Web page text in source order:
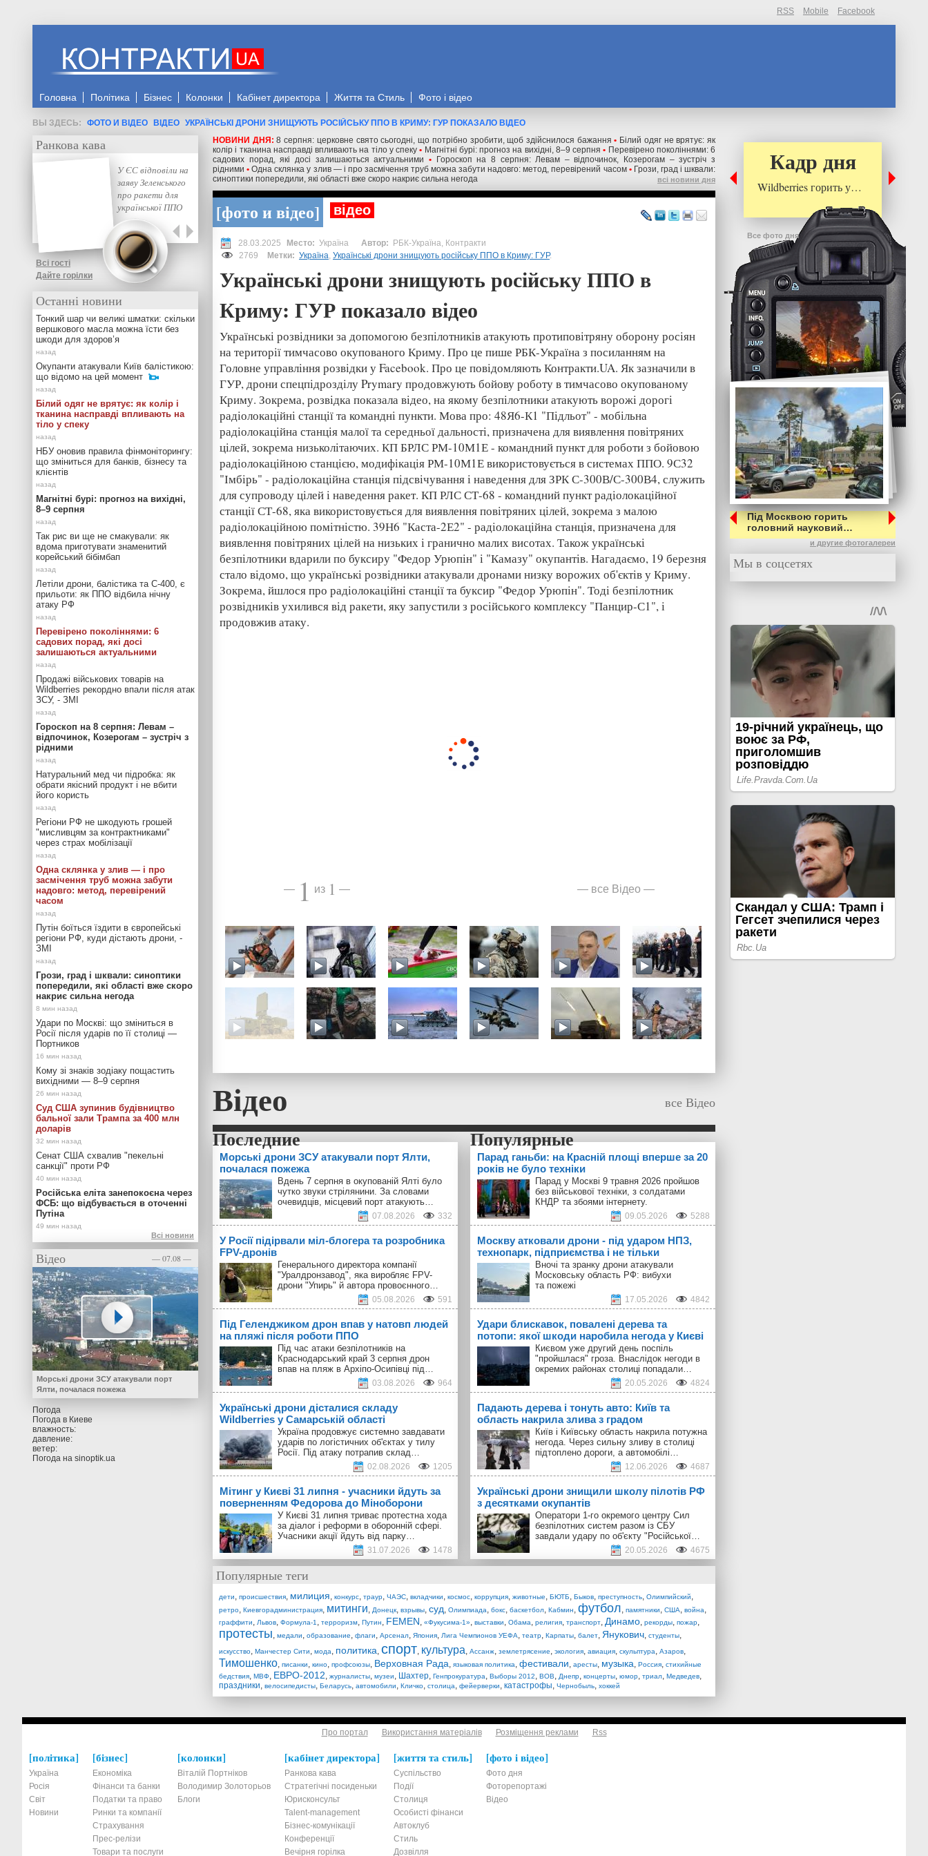
RSS Mobile Facebook
Головна Політика Бізнес Колонки Кабінет директора Життя та Стиль Фото і відео
ФОТО И ВІДЕО ВІДЕО УКРАЇНСЬКІ ДРОНИ ЗНИЩУЮТЬ РОСІЙСЬКУ ППО В КРИМУ: ГУР ПОКАЗАЛО ВІДЕО
НОВИНИ ДНЯ:8 серпня: церковне свято сьогодні, що потрібно зробити, щоб здійснилося бажання • Білий одяг не врятує: як
колір і тканина насправді впливають на тіло у спеку • Магнітні бурі: прогноз на вихідні, 8–9 серпня • Перевірено поколіннями: 6
садових порад, які досі залишаються актуальними •
Гороскоп на 8 серпня: Левам – відпочинок, Козерогам – зустріч з
рідними • Одна склянка у злив — і про засмічення труб можна забути надовго: метод, перевірений часом • Грози, град і шквали:
синоптики попередили, які області вже скоро накриє сильна негода
всі новини дня
фото и відео відео
28.03.2025 Україна
РБК-Україна, Контракти
2769
Метки: Україна, Українські дрони знищують російську ППО в Криму: ГУР.
Українські дрони знищують російську ППО в
Криму: ГУР показало відео
Українські розвідники за допомогою безпілотників атакують протиповітряну оборону росіян
на території тимчасово окупованого Криму. Про це пише РБК-Україна з посиланням на
Головне управління розвідки у Facebook. Про це повідомляють Контракти.UA. Як зазначили в
ГУР, дрони спецпідрозділу Prymary продовжують бойову роботу в тимчасово окупованому
Криму. Зокрема, розвідка показала відео, на якому безпілотники атакують ворожі дорогі
радіолокаційні станції та командні пункти. Мова про: 48Я6-К1 "Підльот" - мобільна
радіолокаційна станція малої та середньої дальності, призначена для виявлення повітряних
цілей, зокрема низьколітаючих. КП БРЛС РМ-10М1Е - командний пункт для роботи з бойовою
радіолокаційною станцією, модифікація РМ-10М1Е використовується в системах ППО. 9С32
"Імбірь" - радіолокаційна станція підсвічування і наведення для ЗРК С-300В/С-300В4, служить
для супроводу цілей і наведення ракет. КП РЛС СТ-68 - командний пункт радіолокаційної
станції СТ-68, яка використовується для виявлення повітряних цілей, зокрема з малою
радіолокаційною помітністю. 39Н6 "Каста-2Е2" - радіолокаційна станція, призначена для
виявлення повітряних цілей на низьких і гранично малих висотах. Також українські
безпілотники вдарили по буксиру "Федор Урюпін" і "Камазу" окупантів. Нагадаємо, 19 березня
стало відомо, що українські розвідники атакували дронами низку ворожих об'єктів у Криму.
Зокрема, йшлося про радіолокаційні станції та буксир "Федор Урюпін". Тоді безпілотник
розвідників ухилився від ракети, яку запустили з російського комплексу "Панцир-С1", і
продовжив атаку.
— 1 из 1 — — все Відео —
Відео все Відео
Морські дрони ЗСУ атакували порт Ялти,
почалася пожежа
Вдень 7 серпня в окупованій Ялті було
чутко звуки стрілянини. За словами
очевидців, місцевий порт атакують…
07.08.2026 332
У Росії підірвали міл-блогера та розробника
FPV-дронів
Генерального директора компанії
"Уралдронзавод", яка виробляє FPV-
дрони "Упирь" й автора провоєнного…
05.08.2026 591
Під Геленджиком дрон впав у натовп людей
на пляжі після роботи ППО
Під час атаки безпілотників на
Краснодарський край 3 серпня дрон
впав на пляж в Архіпо-Осипівці під…
03.08.2026 964
Українські дрони дісталися складу
Wildberries у Самарській області
Україна продовжує системно завдавати
ударів по логістичних об'єктах у тилу
Росії. Під атаку потрапив склад…
02.08.2026 1205
Мітинг у Києві 31 липня - учасники йдуть за
поверненням Федорова до Міноборони
У Києві 31 липня триває протестна хода
за діалог і реформи в оборонній сфері.
Учасники акції йдуть від парку…
31.07.2026 1478
Парад ганьби: на Красній площі вперше за 20
років не було техніки
Парад у Москві 9 травня 2026 пройшов
без військової техніки, з солдатами
КНДР та збоями інтернету.
09.05.2026 5288
Москву атковали дрони - під ударом НПЗ,
технопарк, підприємства і не тільки
Вночі та зранку дрони атакували
Московську область РФ: вибухи
та пожежі
17.05.2026 4842
Удари блискавок, повалені дерева та
потопи: якої шкоди наробила негода у Києві
Києвом уже другий день поспіль
"пройшлася" гроза. Внаслідок негоди в
окремих районах столиці попадали…
20.05.2026 4824
Падають дерева і тонуть авто: Київ та
область накрила злива з градом
Київ і Київську область накрила потужна
негода. Через сильну зливу в столиці
підтоплено дороги, а автомобілі…
12.06.2026 4687
Українські дрони знищили школу пілотів РФ
з десятками окупантів
Оператори 1-го окремого центру Сил
безпілотних систем разом із СБУ
завдали удару по об'єкту "Російської…
20.05.2026 4675
Популярные теги
дети, происшествия, милиция, конкурс, траур, ЧАЭС, вкладчики, космос, коррупция, животные, БЮТБ, Быков, преступность, Олимпийский,
ретро, Киевгорадминистрация, митинги, Донецк, взрывы, суд, Олимпиада, бокс, баскетбол, Кабмин, футбол, памятники, США, война,
граффити, Львов, Формула-1 , терроризм, Путин, FEMEN, «Фукусима-1», выставки, Обама, религия, транспорт, Динамо, рекорды, пожар,
протесты, медали, образование, флаги, Арсенал, Япония, Лига Чемпионов УЕФА, театр, Карпаты, балет, Янукович, студенты,
искусство, Манчестер Сити, мода, политика, спорт, культура, Ассанж, землетрясение, экология, авиация, скульптура, Азаров,
Тимошенко, писанки, кино, профсоюзы, Верховная Рада, языковая политика, фестивали, аресты, музыка, Россия, стихийные
бедствия, МВФ, ЕВРО-2012, журналисты, музеи, Шахтер, Генпрокуратура, Выборы 2012, ВОВ, Днепр, концерты, юмор, триал, Медведев,
праздники, велосипедисты, Беларусь, автомобили, Кличко, столица, фейерверки, катастрофы, Чернобыль, хоккей
Ранкова кава
У ЄС відповіли на
заяву Зеленського
про ракети для
української ППО
Всі гості
Дайте горілки
Останні новини
Тонкий шар чи великі шматки: скільки
вершкового масла можна їсти без
шкоди для здоров’я
Окупанти атакували Київ балістикою:
що відомо на цей момент
Білий одяг не врятує: як колір і
тканина насправді впливають на
тіло у спеку
НБУ оновив правила фінмоніторингу:
що зміниться для банків, бізнесу та
клієнтів
Магнітні бурі: прогноз на вихідні,
8–9 серпня
Так рис ви ще не смакували: як
вдома приготувати знаменитий
корейський бібімбап
Летіли дрони, балістика та С-400, є
прильоти: як ППО відбила нічну
атаку РФ
Перевірено поколіннями: 6
садових порад, які досі
залишаються актуальними
Продажі військових товарів на
Wildberries рекордно впали після атак
ЗСУ, - ЗМІ
Гороскоп на 8 серпня: Левам –
відпочинок, Козерогам – зустріч з
рідними
Натуральний мед чи підробка: як
обрати якісний продукт і не вбити
його користь
Регіони РФ не шкодують грошей
"мисливцям за контрактниками"
через страх мобілізації
Одна склянка у злив — і про
засмічення труб можна забути
надовго: метод, перевірений
часом
Путін боїться їздити в європейські
регіони РФ, куди дістають дрони, -
ЗМІ
Грози, град і шквали: синоптики
попередили, які області вже скоро
накриє сильна негода
Удари по Москві: що зміниться в
Росії після ударів по її столиці —
Портников
Кому зі знаків зодіаку пощастить
вихідними — 8–9 серпня
Суд США зупинив будівництво
бальної зали Трампа за 400 млн
доларів
Сенат США схвалив "пекельні
санкції" проти РФ
Російська еліта занепокоєна через
ФСБ: що відбувається в оточенні
Путіна
Всі новини
Відео — 07.08 —
Морські дрони ЗСУ атакували порт
Ялти, почалася пожежа
Погода
Погода в Киеве
влажность:
давление:
ветер:
Погода на sinoptik.ua
Кадр дня
Wildberries горить у…
Все фото дня
Під Москвою горить
головний науковий…
и другие фотогалереи
Мы в соцсетях
Про портал Використання матеріалів Розміщення реклами Rss
політика
Україна
Росія
Світ
Новини
бізнес
Економіка
Фінанси та банки
Податки та право
Ринки та компанії
Страхування
Прес-релізи
Товари та послуги
колонки
Віталій Портніков
Володимир Золоторьов
Блоги
кабінет директора
Ранкова кава
Стратегічні посиденьки
Юрисконсульт
Talent-management
Бізнес-комунікації
Конференції
Вечірня горілка
життя та стиль
Суспільство
Події
Столиця
Особисті фінанси
Автоклуб
Стиль
Дозвілля
фото і відео
Фото дня
Фоторепортажі
Відео